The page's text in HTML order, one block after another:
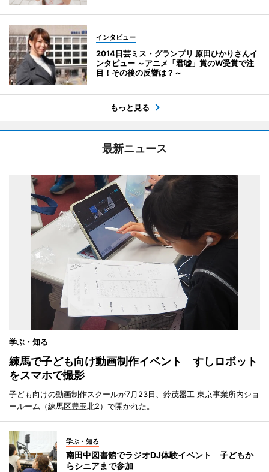
インタビュー
2014日芸ミス・グランプリ 原田ひかりさんイ
ンタビュー ～アニメ「君嘘」賞のW受賞で注
目！その後の反響は？～
もっと見る
最新ニュース
学ぶ・知る
練馬で子ども向け動画制作イベント すしロボット
をスマホで撮影
子ども向けの動画制作スクールが7月23日、鈴茂器工 東京事業所内ショ
ールーム（練馬区豊玉北2）で開かれた。
学ぶ・知る
南田中図書館でラジオDJ体験イベント 子どもか
らシニアまで参加